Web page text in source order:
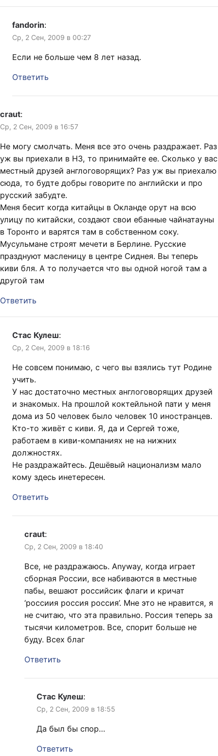
fandorin:
Ср, 2 Сен, 2009 в 00:27
Если не больше чем 8 лет назад.
Ответить
craut:
Ср, 2 Сен, 2009 в 16:57
Не могу смолчать. Меня все это очень раздражает. Раз
уж вы приехали в НЗ, то принимайте ее. Сколько у вас
местный друзей англоговорящих? Раз уж вы приехалю
сюда, то будте добры говорите по английски и про
русский забудте.
Меня бесит когда китайцы в Окланде орут на всю
улицу по китайски, создают свои ебанные чайнатауны
в Торонто и варятся там в собственном соку.
Мусульмане строят мечети в Берлине. Русские
празднуют масленицу в центре Сиднея. Вы теперь
киви бля. А то получается что вы одной ногой там а
другой там
Ответить
Стас Кулеш:
Ср, 2 Сен, 2009 в 18:16
Не совсем понимаю, с чего вы взялись тут Родине
учить.
У нас достаточно местных англоговорящих друзей
и знакомых. На прошлой коктейльной пати у меня
дома из 50 человек было человек 10 иностранцев.
Кто-то живёт с киви. Я, да и Сергей тоже,
работаем в киви-компаниях не на нижних
должностях.
Не раздражайтесь. Дешёвый национализм мало
кому здесь инетересен.
Ответить
craut:
Ср, 2 Сен, 2009 в 18:40
Все, не раздражаюсь. Anyway, когда играет
сборная России, все набиваются в местные
пабы, вешают российсик флаги и кричат
‘россиия россия россия’. Мне это не нравится, я
не считаю, что эта правильно. Россия теперь за
тысячи километров. Все, спорит больше не
буду. Всех благ
Ответить
Стас Кулеш:
Ср, 2 Сен, 2009 в 18:55
Да был бы спор…
Ответить